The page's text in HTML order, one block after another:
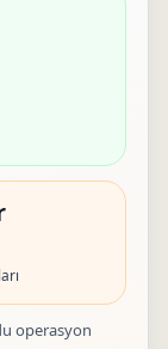
operasyon